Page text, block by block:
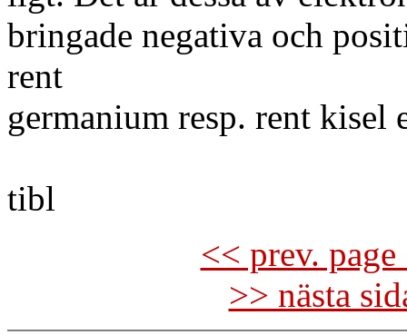
bringade negativa och
rent
germanium resp. rent kisel
tibl
<< prev.
>> nästa